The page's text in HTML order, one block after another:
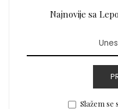
Najnovije sa
Slažem se